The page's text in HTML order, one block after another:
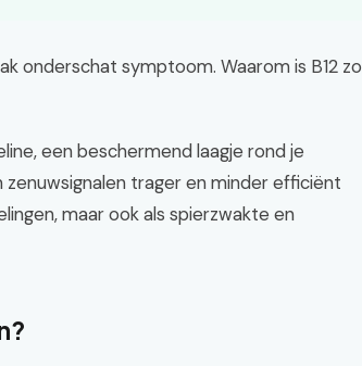
onderschat symptoom. Waarom is B12 zo
een beschermend laagje rond je
trager en minder efficiënt
maar ook als spierzwakte en